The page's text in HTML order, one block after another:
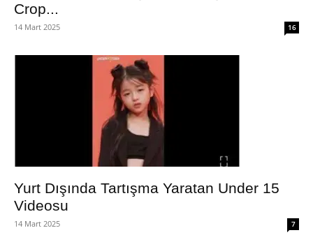
Crop...
14 Mart 2025 16
Yurt Dışında Tartışma Yaratan Under 15
Videosu
14 Mart 2025 7